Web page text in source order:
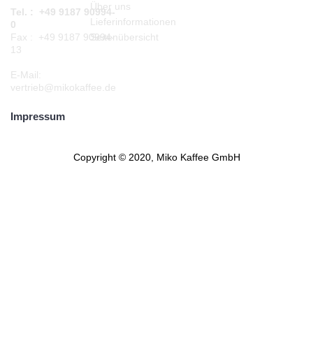
Tel. : +49 9187 90994-
0
Fax : +49 9187 90994-
13
E-Mail:
vertrieb@mikokaffee.de
Über uns
Lieferinformationen
Seitenübersicht
Impressum
Copyright © 2020, Miko Kaffee GmbH